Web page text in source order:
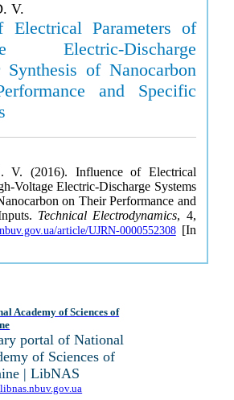
V.
Electrical Parameters of
Electric-Discharge
Synthesis of Nanocarbon
and Specific
V. (2016). Influence of Electrical
Voltage Electric-Discharge Systems
on Their Performance and
Technical Electrodynamics, 4,
article/UJRN-0000552308[In
Academy of Sciences of
portal of National
of Sciences of
| LibNAS